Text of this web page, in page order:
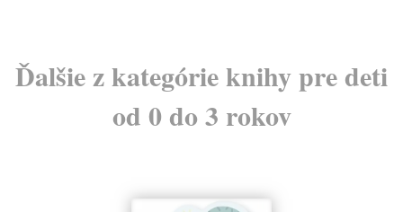
Ďalšie z kategórie knihy pre deti
od 0 do 3 rokov